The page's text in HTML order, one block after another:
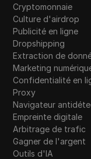
Cryptomonnaie
Culture d'airdrop
Publicité en ligne
Dropshipping
Extraction de
Marketing
Confidentialité en
Proxy
Navigateur
Empreinte digitale
Arbitrage de trafic
Gagner de l'argent
Outils d'IA